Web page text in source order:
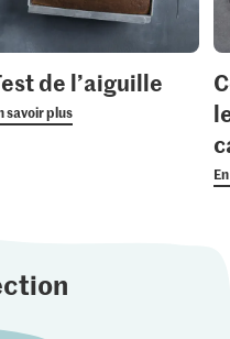
de l’aiguille
savoir plus